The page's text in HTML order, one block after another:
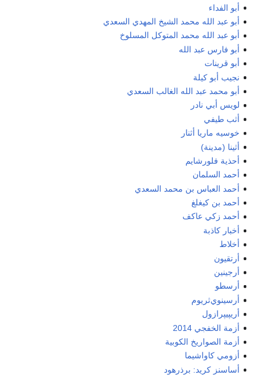
أبو الفداء
أبو عبد الله محمد الشيخ المهدي السعدي
أبو عبد الله محمد المتوكل المسلوخ
أبو فارس عبد الله
أبو قرينات
نجيب أبو كيلة
أبو محمد عبد الله الغالب السعدي
لويس أبي نادر
أثب طيفي
خوسيه ماريا أثنار
أثينا (مدينة)
أحذية فلورشايم
أحمد السلمان
أحمد العباس بن محمد السعدي
أحمد بن كيغلغ
أحمد زكي عاكف
أخبار كاذبة
أخلاط
أرتقيون
أرجينين
أرسطو
أرسينوي‌ثريوم
أريپيپرازول
أزمة الخفجي 2014
أزمة الصواريخ الكوبية
أزومي كاواشيما
أساسنز كريد: برذرهود